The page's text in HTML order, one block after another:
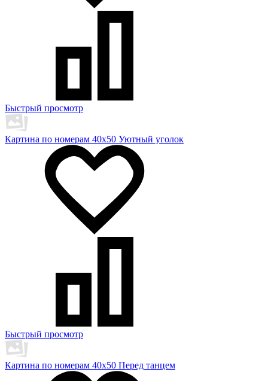
Быстрый просмотр
Картина по номерам 40х50 Уютный уголок
Быстрый просмотр
Картина по номерам 40х50 Перед танцем